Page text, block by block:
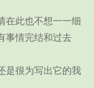
此也不想一一细
事情完结和过去
很为写出它的我